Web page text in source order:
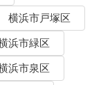
横浜市戸塚区
浜市緑区
浜市泉区